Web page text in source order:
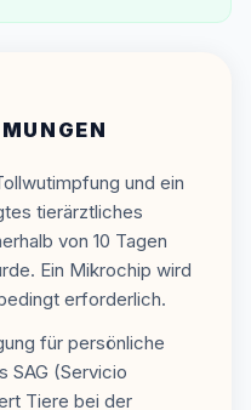
und ein
tierärztliches
von 10 Tagen
Ein Mikrochip wird
erforderlich.
für persönliche
SAG (Servicio
Tiere bei der